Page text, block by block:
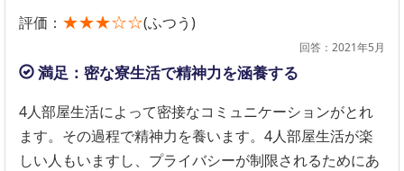
評価： ★★★☆☆(ふつう)
回答：2021年5月
満足：密な寮生活で精神力を涵養する
4人部屋生活によって密接なコミュニケーションがとれ
ます。その過程で精神力を養います。4人部屋生活が楽
しい人もいますし、プライバシーが制限されるためにあ